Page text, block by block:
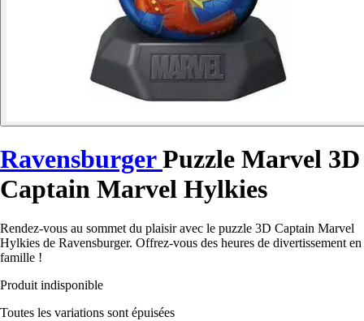
RavensburgerPuzzle Marvel 3D
Captain Marvel Hylkies
Rendez-vous au sommet du plaisir avec le puzzle 3D Captain Marvel
Hylkies de Ravensburger. Offrez-vous des heures de divertissement en
famille !
Produit indisponible
Toutes les variations sont épuisées